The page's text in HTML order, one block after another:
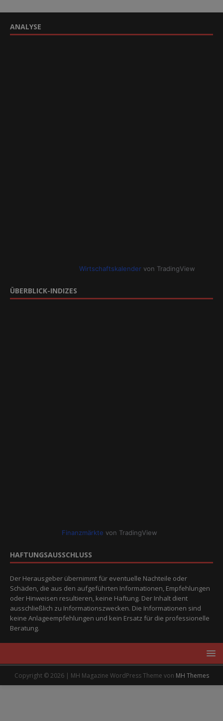
ANALYSE
Wirtschaftskalendervon TradingView
ÜBERBLICK-INDIZES
Finanzmärkte von TradingView
HAFTUNGSAUSSCHLUSS
Der Herausgeber übernimmt für eventuelle Nachteile oder
Schäden, die aus den aufgeführten Informationen, Empfehlungen
oder Hinweisen resultieren, keine Haftung. Der Inhalt dient
ausschließlich zu Informationszwecken. Die Informationen sind
keine Anlageempfehlungen und kein Ersatz für die professionelle
Beratung.
Copyright © 2026 | MH Magazine WordPress Theme von MH Themes